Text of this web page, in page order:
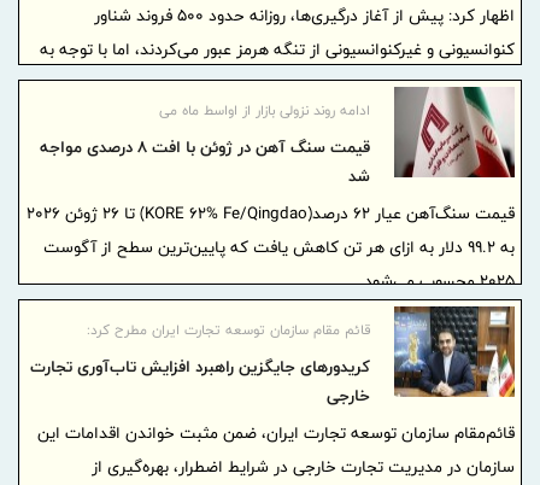
اظهار کرد: پیش از آغاز درگیری‌ها، روزانه حدود 500 فروند شناور
کنوانسیونی و غیرکنوانسیونی از تنگه هرمز عبور می‌کردند، اما با توجه به
شرایط امنیتی و تمهیدات نیروهای مسلح جمهوری اسلامی ایران، این
میزان در مقطعی به حدود 10 درصد وضعیت عادی کاهش یافت.ادامه روند نزولی بازار از اواسط ماه می
قیمت سنگ آهن در ژوئن با افت ۸ درصدی مواجه
شد
قیمت سنگ‌آهن عیار ۶۲ درصد(KORE 62% Fe/Qingdao) تا ۲۶ ژوئن ۲۰۲۶
به ۹۹.۲ دلار به ازای هر تن کاهش یافت که پایین‌ترین سطح از آگوست
۲۰۲۵ محسوب می‌شود.
قائم‌ مقام سازمان توسعه تجارت ایران مطرح کرد:
کریدورهای جایگزین راهبرد افزایش تاب‌آوری تجارت
خارجی
قائم‌مقام سازمان توسعه تجارت ایران، ضمن مثبت خواندن اقدامات این
سازمان در مدیریت تجارت خارجی در شرایط اضطرار، بهره‌گیری از